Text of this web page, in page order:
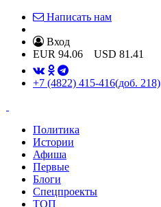
Написать нам
Вход
EUR 94.06 USD 81.41
+7 (4822) 415-416(доб. 218)
Политика
Истории
Афиша
Первые
Блоги
Спецпроекты
ТОП